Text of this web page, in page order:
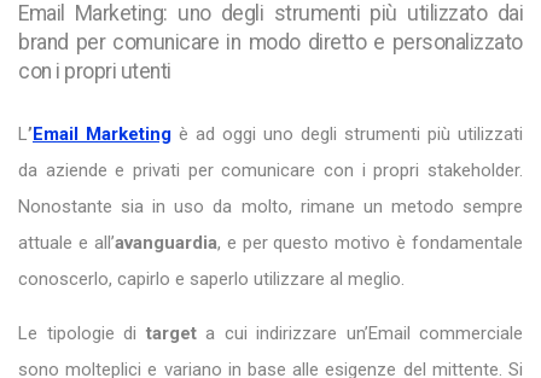
Email Marketing: uno degli strumenti più utilizzato dai
brand per comunicare in modo diretto e personalizzato
con i propri utenti
L’Email Marketing è ad oggi uno degli strumenti più utilizzati
da aziende e privati per comunicare con i propri stakeholder.
Nonostante sia in uso da molto, rimane un metodo sempre
attuale e all’avanguardia, e per questo motivo è fondamentale
conoscerlo, capirlo e saperlo utilizzare al meglio.
Le tipologie di target a cui indirizzare un’Email commerciale
sono molteplici e variano in base alle esigenze del mittente. Si